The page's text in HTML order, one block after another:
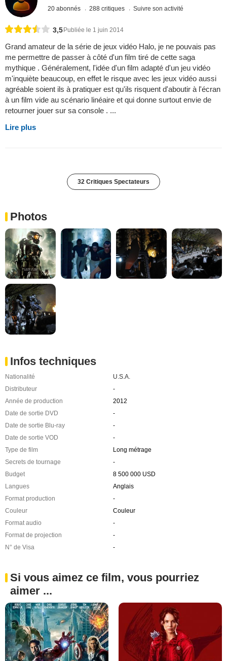
20 abonnés 288 critiques Suivre son activité
3,5Publiée le 1 juin 2014
Grand amateur de la série de jeux vidéo Halo, je ne pouvais pas
me permettre de passer à côté d'un film tiré de cette saga
mythique . Généralement, l'idée d'un film adapté d'un jeu vidéo
m'inquiète beaucoup, en effet le risque avec les jeux vidéo aussi
agréable soient ils à pratiquer est qu'ils risquent d'aboutir à l'écran
à un film vide au scénario linéaire et qui donne surtout envie de
retourner jouer sur sa console . ...
Lire plus
32 Critiques Spectateurs
Photos
Infos techniques
Nationalité
U.S.A.
Distributeur
-
Année de production
2012
Date de sortie DVD
-
Date de sortie Blu-ray
-
Date de sortie VOD
-
Type de film
Long métrage
Secrets de tournage
-
Budget
8 500 000 USD
Langues
Anglais
Format production
-
Couleur
Couleur
Format audio
-
Format de projection
-
N° de Visa
-
Si vous aimez ce film, vous pourriez
aimer ...